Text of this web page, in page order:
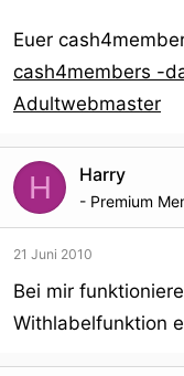
Euer
cash4members -
Adultwebmaster
H Harry
- Premium
21 Juni 2010
Bei mir
Withlabelfunktion